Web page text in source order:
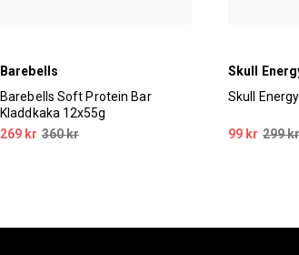
Barebells
Barebells Soft Protein Bar
Kladdkaka 12x55g
269 kr 360 kr
Skull
Skull
99 kr 299 kr